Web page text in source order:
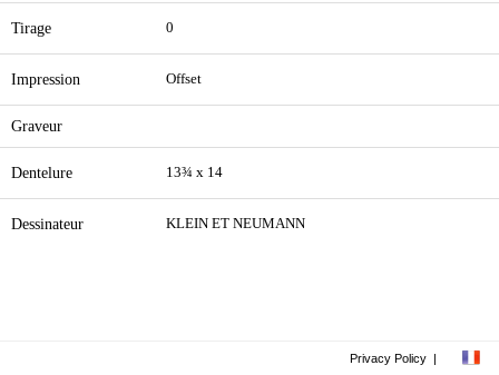
Tirage 0
Impression Offset
Graveur
Dentelure 13¾ x 14
Dessinateur KLEIN ET NEUMANN
Privacy Policy |